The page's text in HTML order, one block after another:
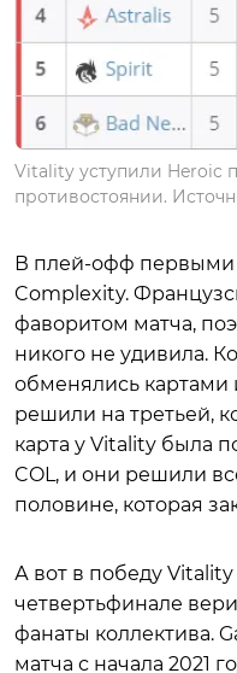
Vitality уступили Heroic
противостоянии.
В плей-офф первыми
Complexity.
фаворитом матча,
никого не удивила.
обменялись картами
решили на третьей,
карта у Vitality была
COL, и они решили
половине, которая
А вот в победу
четвертьфинале
фанаты коллектива.
матча с начала 2021